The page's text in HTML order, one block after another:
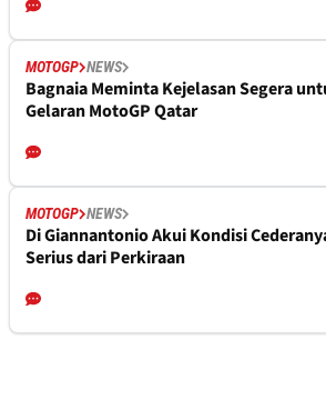
MOTOGP NEWS
Bagnaia Meminta Kejelasan Segera
Gelaran MotoGP Qatar
MOTOGP NEWS
Di Giannantonio Akui Kondisi
Serius dari Perkiraan